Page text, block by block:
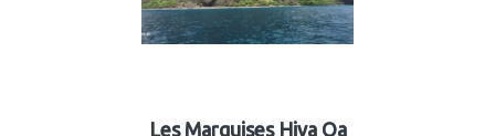
Les Marquises Hiva Oa